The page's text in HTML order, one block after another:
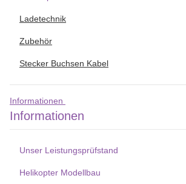
Ladetechnik
Zubehör
Stecker Buchsen Kabel
Informationen
Informationen
Unser Leistungsprüfstand
Helikopter Modellbau